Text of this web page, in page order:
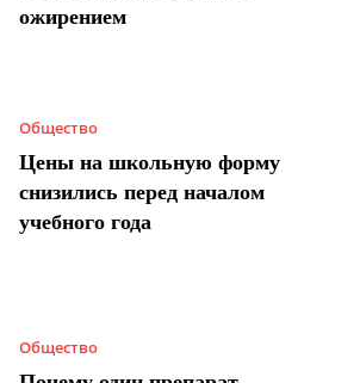
ожирением
Общество
Цены на школьную форму
снизились перед началом
учебного года
Общество